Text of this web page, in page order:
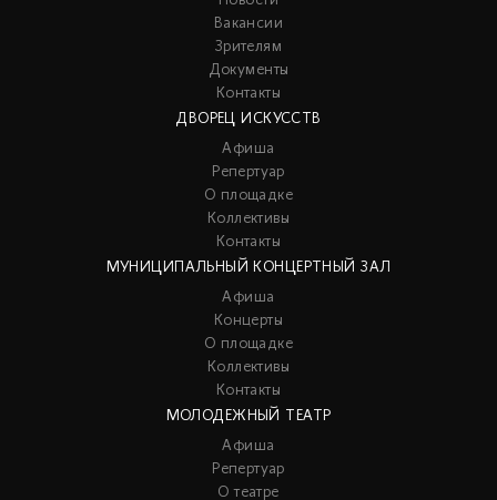
Вакансии
Зрителям
Документы
Контакты
ДВОРЕЦ ИСКУССТВ
Афиша
Репертуар
О площадке
Коллективы
Контакты
МУНИЦИПАЛЬНЫЙ КОНЦЕРТНЫЙ ЗАЛ
Афиша
Концерты
О площадке
Коллективы
Контакты
МОЛОДЕЖНЫЙ ТЕАТР
Афиша
Репертуар
О театре